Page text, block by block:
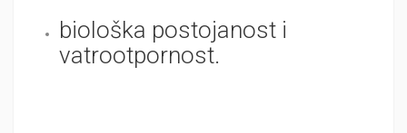
biološka postojanost i
vatrootpornost.